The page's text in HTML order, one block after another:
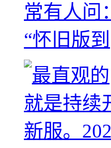
常有人问：
“怀旧版到